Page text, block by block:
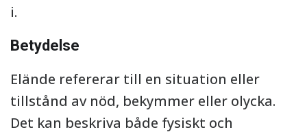
i.
Betydelse
Elände refererar till en situation eller
tillstånd av nöd, bekymmer eller olycka.
Det kan beskriva både fysiskt och